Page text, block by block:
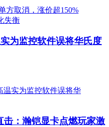
为监控软件误将华氏度
击：瀚铠显卡点燃玩家激